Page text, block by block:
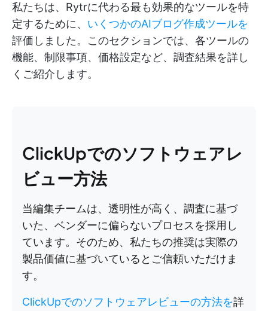
私たちは、Rytrに代わる最も効果的なツールを特
定するために、 いくつかのAIブログ作成ツールを
評価しました。このセクションでは、各ツールの
機能、制限事項、価格設定など、調査結果を詳し
くご紹介します。
ClickUpでのソフトウェアレ
ビュー方法
当編集チームは、透明性が高く、調査に基づ
いた、ベンダーに偏らないプロセスを採用し
ています。そのため、私たちの推奨は実際の
製品価値に基づいているとご信頼いただけま
す。
ClickUpでのソフトウェアレビューの方法を詳